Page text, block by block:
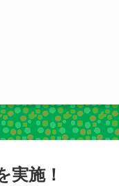
実施！